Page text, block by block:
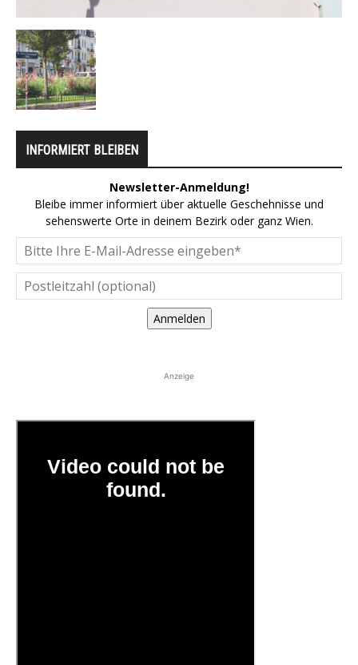
INFORMIERT BLEIBEN
Newsletter-Anmeldung!
Bleibe immer informiert über aktuelle Geschehnisse und
sehenswerte Orte in deinem Bezirk oder ganz Wien.
Anmelden
Anzeige